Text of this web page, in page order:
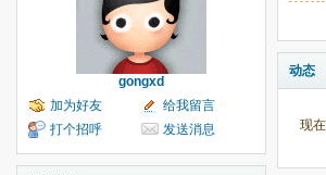
gongxd
加为好友
给我留言
打个招呼
发送消息
动态
现